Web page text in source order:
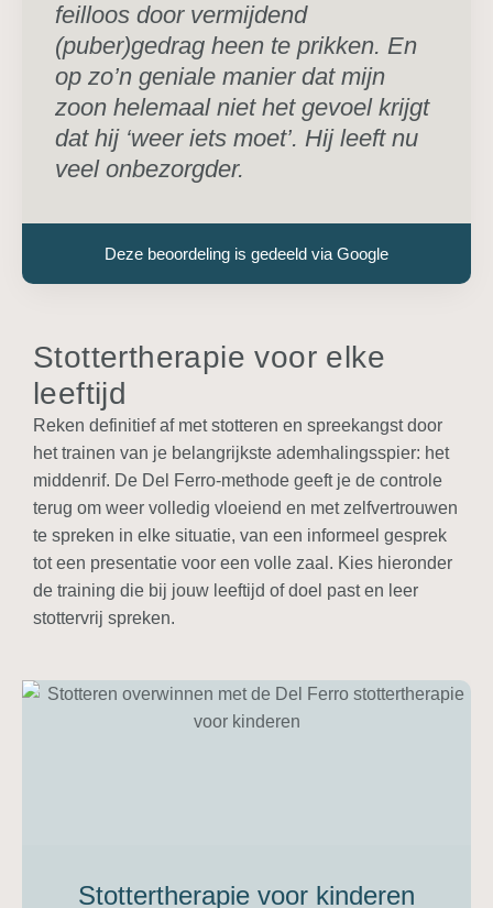
feilloos door vermijdend
(puber)gedrag heen te prikken. En
op zo’n geniale manier dat mijn
zoon helemaal niet het gevoel krijgt
dat hij ‘weer iets moet’. Hij leeft nu
veel onbezorgder.
Deze beoordeling is gedeeld via Google
Stottertherapie voor elke
leeftijd
Reken definitief af met stotteren en spreekangst door
het trainen van je belangrijkste ademhalingsspier: het
middenrif. De Del Ferro-methode geeft je de controle
terug om weer volledig vloeiend en met zelfvertrouwen
te spreken in elke situatie, van een informeel gesprek
tot een presentatie voor een volle zaal. Kies hieronder
de training die bij jouw leeftijd of doel past en leer
stottervrij spreken.
Stottertherapie voor kinderen